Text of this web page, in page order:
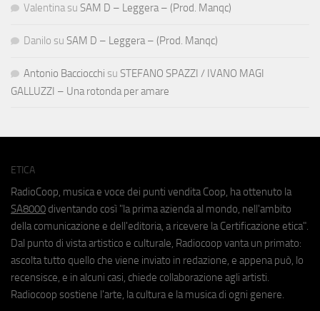
Valentina su SAM D – Leggera – (Prod. Manqc)
Danilo su SAM D – Leggera – (Prod. Manqc)
Antonio Bacciocchi su STEFANO SPAZZI / IVANO MAGI
GALLUZZI – Una rotonda per amare
ETICA
RadioCoop, musica e voce dei punti vendita Coop, ha ottenuto la
SA8000 diventando così "la prima azienda al mondo, nell'ambito
della comunicazione e dell'editoria, a ricevere la Certificazione etica".
Dal punto di vista artistico e culturale, Radiocoop vanta un primato:
ascolta tutto quello che viene inviato in redazione, e appena può, lo
recensisce, e in alcuni casi, chiede collaborazione agli artisti.
Radiocoop sostiene l'arte, la cultura e la musica di ogni genere.